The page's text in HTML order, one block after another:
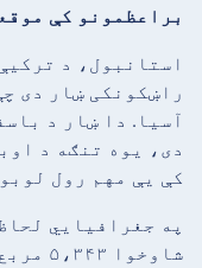
براعظمونو کې
استانبول، د
راښکونکی ښار دی
آسیا. دا ښار د
دی، یوه تنګه د
کې یې مهم رول
په جغرافیایي